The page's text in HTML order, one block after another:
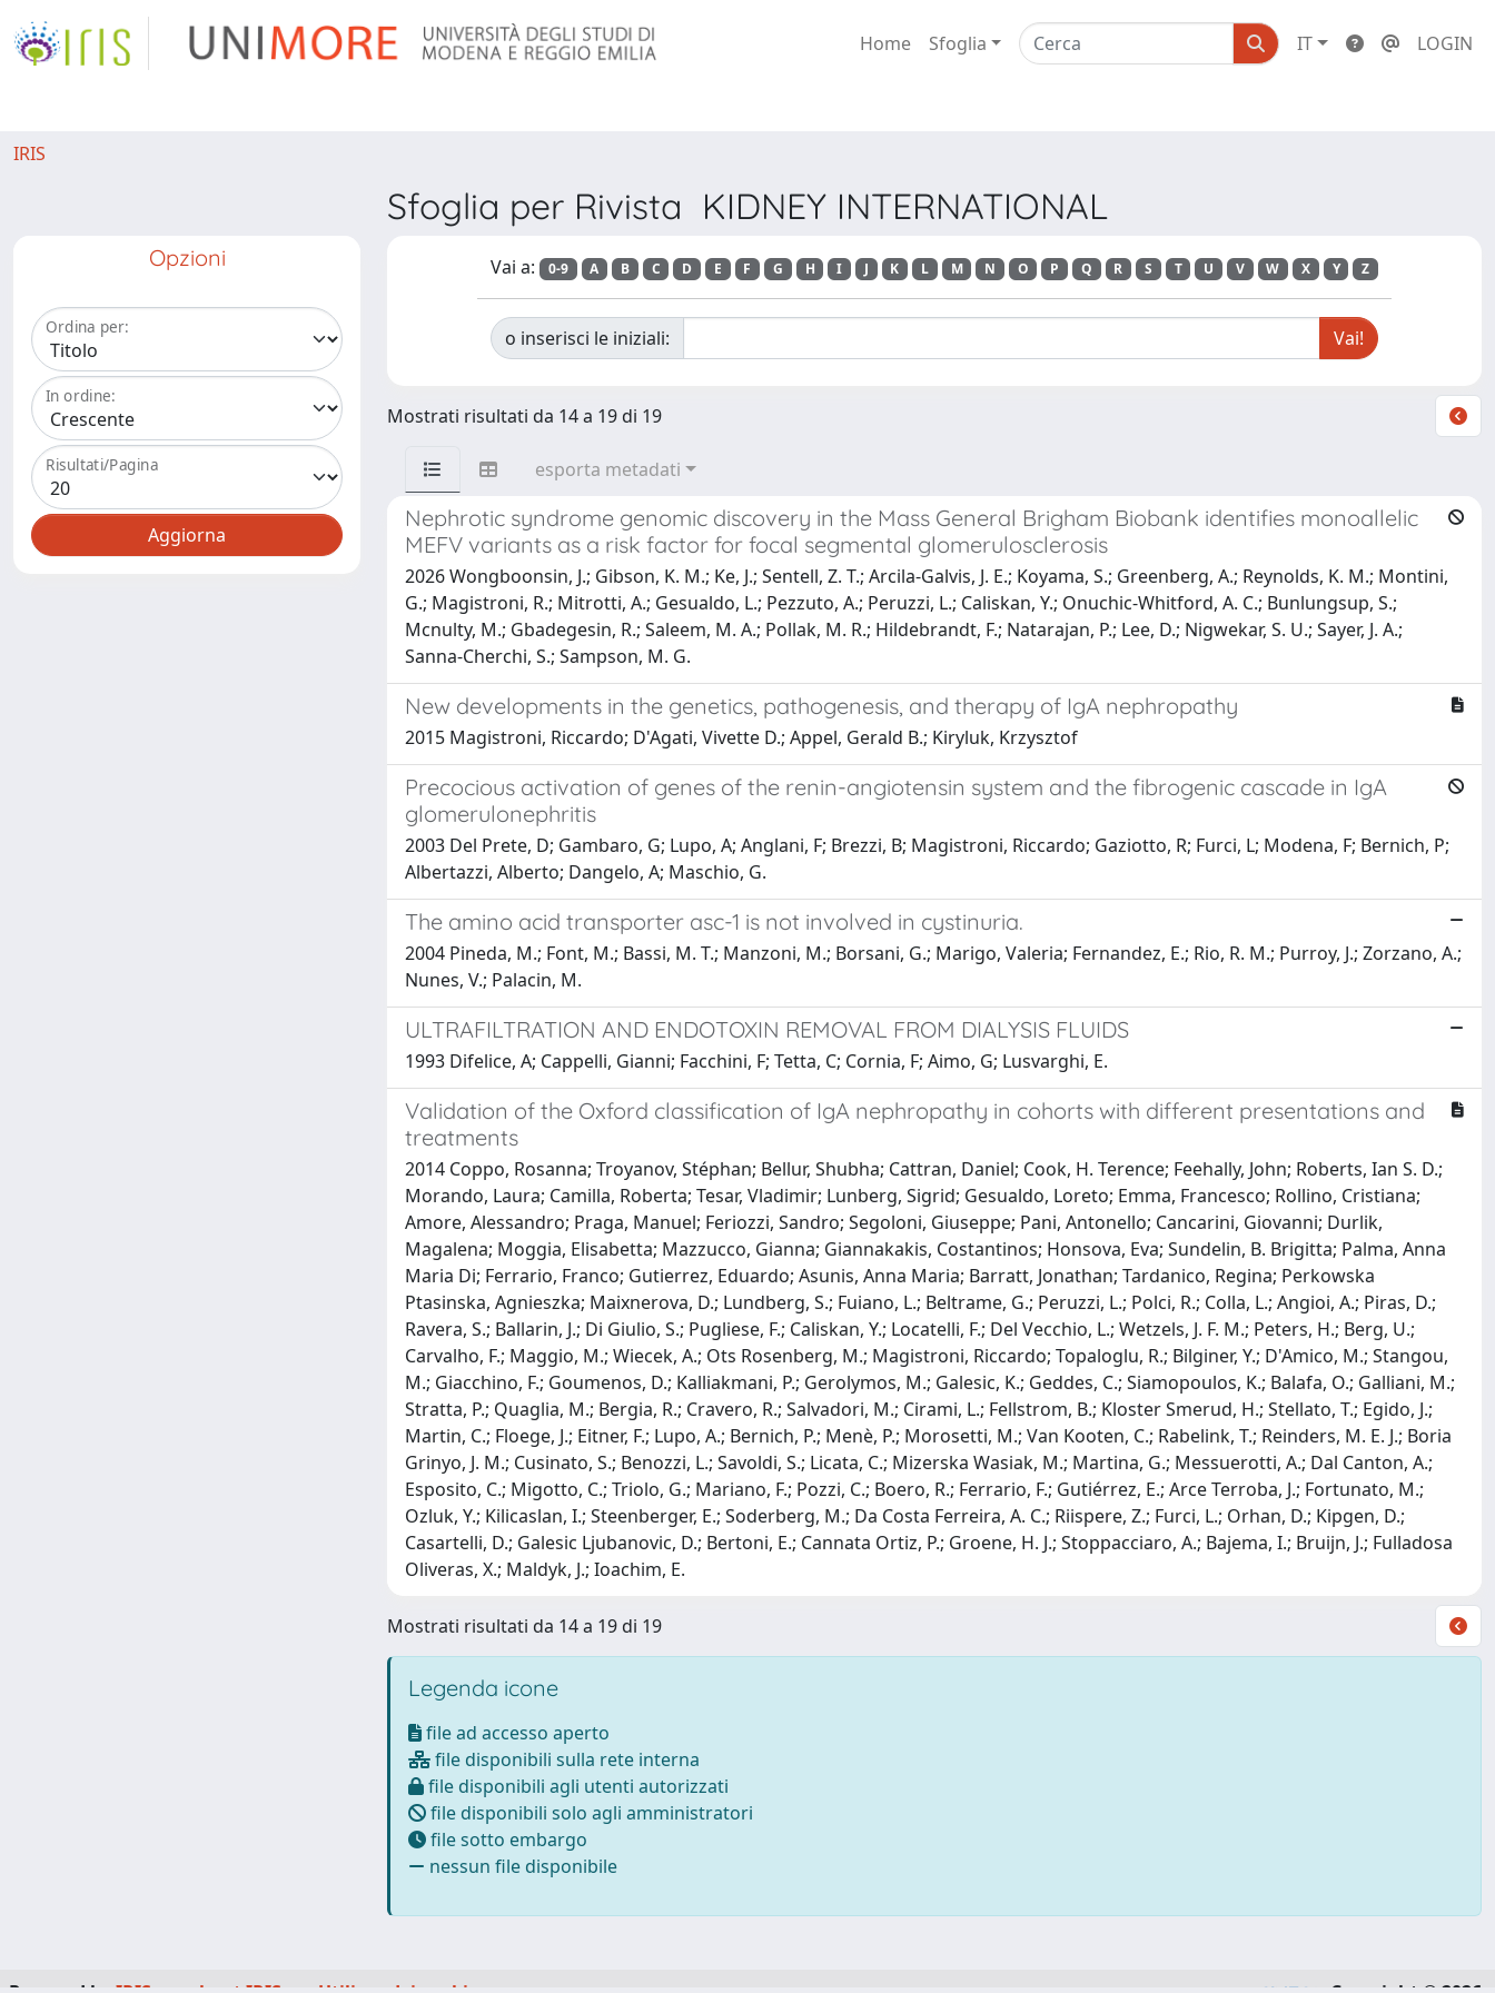
Home Sfoglia IT LOGIN
IRIS
Sfoglia per Rivista KIDNEY INTERNATIONAL
Opzioni
Ordina per:
In ordine:
Risultati/Pagina
Vai a: 0-9 A B C D E F G H I J K L M N O P Q R S T U V W X Y Z
o inserisci le iniziali:
Mostrati risultati da 14 a 19 di 19
esporta metadati
Nephrotic syndrome genomic discovery in the Mass General Brigham Biobank identifies monoallelic
MEFV variants as a risk factor for focal segmental glomerulosclerosis
2026 Wongboonsin, J.; Gibson, K. M.; Ke, J.; Sentell, Z. T.; Arcila-Galvis, J. E.; Koyama, S.; Greenberg, A.; Reynolds, K. M.; Montini,
G.; Magistroni, R.; Mitrotti, A.; Gesualdo, L.; Pezzuto, A.; Peruzzi, L.; Caliskan, Y.; Onuchic-Whitford, A. C.; Bunlungsup, S.;
Mcnulty, M.; Gbadegesin, R.; Saleem, M. A.; Pollak, M. R.; Hildebrandt, F.; Natarajan, P.; Lee, D.; Nigwekar, S. U.; Sayer, J. A.;
Sanna-Cherchi, S.; Sampson, M. G.
New developments in the genetics, pathogenesis, and therapy of IgA nephropathy
2015 Magistroni, Riccardo; D'Agati, Vivette D.; Appel, Gerald B.; Kiryluk, Krzysztof
Precocious activation of genes of the renin-angiotensin system and the fibrogenic cascade in IgA
glomerulonephritis
2003 Del Prete, D; Gambaro, G; Lupo, A; Anglani, F; Brezzi, B; Magistroni, Riccardo; Gaziotto, R; Furci, L; Modena, F; Bernich, P;
Albertazzi, Alberto; Dangelo, A; Maschio, G.
The amino acid transporter asc-1 is not involved in cystinuria.
2004 Pineda, M.; Font, M.; Bassi, M. T.; Manzoni, M.; Borsani, G.; Marigo, Valeria; Fernandez, E.; Rio, R. M.; Purroy, J.; Zorzano, A.;
Nunes, V.; Palacin, M.
ULTRAFILTRATION AND ENDOTOXIN REMOVAL FROM DIALYSIS FLUIDS
1993 Difelice, A; Cappelli, Gianni; Facchini, F; Tetta, C; Cornia, F; Aimo, G; Lusvarghi, E.
Validation of the Oxford classification of IgA nephropathy in cohorts with different presentations and
treatments
2014 Coppo, Rosanna; Troyanov, Stéphan; Bellur, Shubha; Cattran, Daniel; Cook, H. Terence; Feehally, John; Roberts, Ian S. D.;
Morando, Laura; Camilla, Roberta; Tesar, Vladimir; Lunberg, Sigrid; Gesualdo, Loreto; Emma, Francesco; Rollino, Cristiana;
Amore, Alessandro; Praga, Manuel; Feriozzi, Sandro; Segoloni, Giuseppe; Pani, Antonello; Cancarini, Giovanni; Durlik,
Magalena; Moggia, Elisabetta; Mazzucco, Gianna; Giannakakis, Costantinos; Honsova, Eva; Sundelin, B. Brigitta; Palma, Anna
Maria Di; Ferrario, Franco; Gutierrez, Eduardo; Asunis, Anna Maria; Barratt, Jonathan; Tardanico, Regina; Perkowska
Ptasinska, Agnieszka; Maixnerova, D.; Lundberg, S.; Fuiano, L.; Beltrame, G.; Peruzzi, L.; Polci, R.; Colla, L.; Angioi, A.; Piras, D.;
Ravera, S.; Ballarin, J.; Di Giulio, S.; Pugliese, F.; Caliskan, Y.; Locatelli, F.; Del Vecchio, L.; Wetzels, J. F. M.; Peters, H.; Berg, U.;
Carvalho, F.; Maggio, M.; Wiecek, A.; Ots Rosenberg, M.; Magistroni, Riccardo; Topaloglu, R.; Bilginer, Y.; D'Amico, M.; Stangou,
M.; Giacchino, F.; Goumenos, D.; Kalliakmani, P.; Gerolymos, M.; Galesic, K.; Geddes, C.; Siamopoulos, K.; Balafa, O.; Galliani, M.;
Stratta, P.; Quaglia, M.; Bergia, R.; Cravero, R.; Salvadori, M.; Cirami, L.; Fellstrom, B.; Kloster Smerud, H.; Stellato, T.; Egido, J.;
Martin, C.; Floege, J.; Eitner, F.; Lupo, A.; Bernich, P.; Menè, P.; Morosetti, M.; Van Kooten, C.; Rabelink, T.; Reinders, M. E. J.; Boria
Grinyo, J. M.; Cusinato, S.; Benozzi, L.; Savoldi, S.; Licata, C.; Mizerska Wasiak, M.; Martina, G.; Messuerotti, A.; Dal Canton, A.;
Esposito, C.; Migotto, C.; Triolo, G.; Mariano, F.; Pozzi, C.; Boero, R.; Ferrario, F.; Gutiérrez, E.; Arce Terroba, J.; Fortunato, M.;
Ozluk, Y.; Kilicaslan, I.; Steenberger, E.; Soderberg, M.; Da Costa Ferreira, A. C.; Riispere, Z.; Furci, L.; Orhan, D.; Kipgen, D.;
Casartelli, D.; Galesic Ljubanovic, D.; Bertoni, E.; Cannata Ortiz, P.; Groene, H. J.; Stoppacciaro, A.; Bajema, I.; Bruijn, J.; Fulladosa
Oliveras, X.; Maldyk, J.; Ioachim, E.
Mostrati risultati da 14 a 19 di 19
Legenda icone
file ad accesso aperto
file disponibili sulla rete interna
file disponibili agli utenti autorizzati
file disponibili solo agli amministratori
file sotto embargo
nessun file disponibile